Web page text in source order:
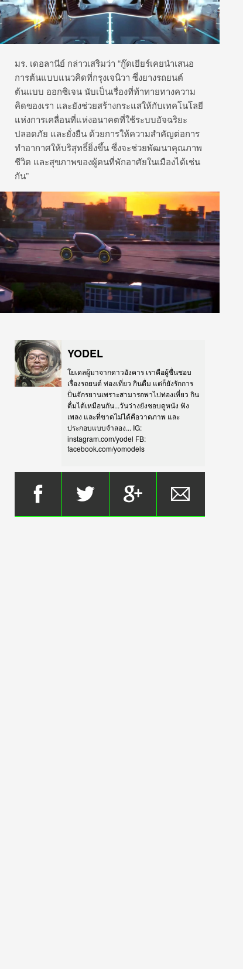
มร. เดอลานีย์ กล่าวเสริมว่า “กู๊ดเยียร์เคยนำเสนอ
การต้นแบบแนวคิดที่กรุงเจนิวา ซึ่งยางรถยนต์
ต้นแบบ ออกซิเจน นับเป็นเรื่องที่ท้าทายทางความ
คิดของเรา และยังช่วยสร้างกระแสให้กับเทคโนโลยี
แห่งการเคลื่อนที่แห่งอนาคตที่ใช้ระบบอัจฉริยะ
ปลอดภัย และยั่งยืน ด้วยการให้ความสำคัญต่อการ
ทำอากาศให้บริสุทธิ์ยิ่งขึ้น ซึ่งจะช่วยพัฒนาคุณภาพ
ชีวิต และสุขภาพของผู้คนที่พักอาศัยในเมืองได้เช่น
กัน”
YODEL
โยเดลผู้มาจากดาวอังคาร เราคือผู้ชื่นชอบ
เรื่องรถยนต์ ท่องเที่ยว กินดื่ม แต่ก็ยังรักการ
ปั่นจักรยานเพราะสามารถพาไปท่องเที่ยว กิน
ดื่มได้เหมือนกัน...วันว่างยังชอบดูหนัง ฟัง
เพลง และที่ขาดไม่ได้คือวาดภาพ และ
ประกอบแบบจำลอง... IG:
instagram.com/yodel FB:
facebook.com/yomodels